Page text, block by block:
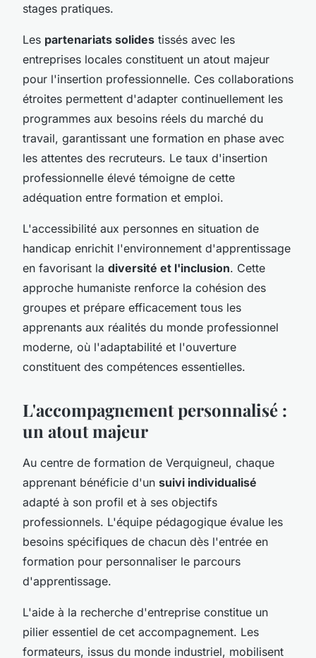
stages pratiques.
Les partenariats solides tissés avec les
entreprises locales constituent un atout majeur
pour l'insertion professionnelle. Ces collaborations
étroites permettent d'adapter continuellement les
programmes aux besoins réels du marché du
travail, garantissant une formation en phase avec
les attentes des recruteurs. Le taux d'insertion
professionnelle élevé témoigne de cette
adéquation entre formation et emploi.
L'accessibilité aux personnes en situation de
handicap enrichit l'environnement d'apprentissage
en favorisant la diversité et l'inclusion. Cette
approche humaniste renforce la cohésion des
groupes et prépare efficacement tous les
apprenants aux réalités du monde professionnel
moderne, où l'adaptabilité et l'ouverture
constituent des compétences essentielles.
L'accompagnement personnalisé :
un atout majeur
Au centre de formation de Verquigneul, chaque
apprenant bénéficie d'un suivi individualisé
adapté à son profil et à ses objectifs
professionnels. L'équipe pédagogique évalue les
besoins spécifiques de chacun dès l'entrée en
formation pour personnaliser le parcours
d'apprentissage.
L'aide à la recherche d'entreprise constitue un
pilier essentiel de cet accompagnement. Les
formateurs, issus du monde industriel, mobilisent